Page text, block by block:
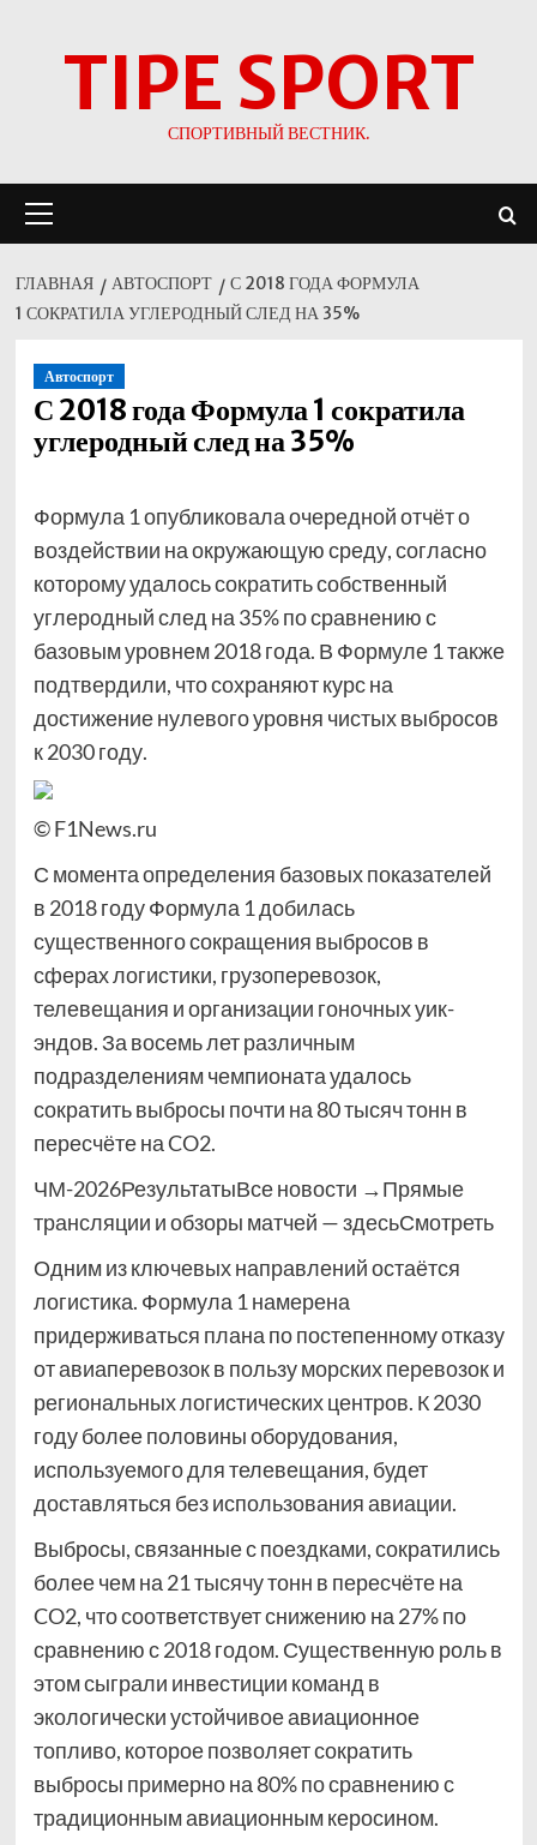
TIPE SPORT
СПОРТИВНЫЙ ВЕСТНИК.
меню
ГЛАВНАЯ АВТОСПОРТ
С 2018 ГОДА ФОРМУЛА
1 СОКРАТИЛА УГЛЕРОДНЫЙ СЛЕД НА 35%
Автоспорт
С 2018 года Формула 1 сократила
углеродный след на 35%
Формула 1 опубликовала очередной отчёт о
воздействии на окружающую среду, согласно
которому удалось сократить собственный
углеродный след на 35% по сравнению с
базовым уровнем 2018 года. В Формуле 1 также
подтвердили, что сохраняют курс на
достижение нулевого уровня чистых выбросов
к 2030 году.
© F1News.ru
С момента определения базовых показателей
в 2018 году Формула 1 добилась
существенного сокращения выбросов в
сферах логистики, грузоперевозок,
телевещания и организации гоночных уик-
эндов. За восемь лет различным
подразделениям чемпионата удалось
сократить выбросы почти на 80 тысяч тонн в
пересчёте на CO2.
ЧМ-2026РезультатыВсе новости →Прямые
трансляции и обзоры матчей — здесьСмотреть
Одним из ключевых направлений остаётся
логистика. Формула 1 намерена
придерживаться плана по постепенному отказу
от авиаперевозок в пользу морских перевозок и
региональных логистических центров. К 2030
году более половины оборудования,
используемого для телевещания, будет
доставляться без использования авиации.
Выбросы, связанные с поездками, сократились
более чем на 21 тысячу тонн в пересчёте на
CO2, что соответствует снижению на 27% по
сравнению с 2018 годом. Существенную роль в
этом сыграли инвестиции команд в
экологически устойчивое авиационное
топливо, которое позволяет сократить
выбросы примерно на 80% по сравнению с
традиционным авиационным керосином.